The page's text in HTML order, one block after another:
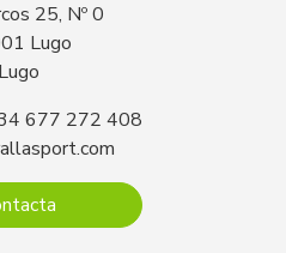
25, Nº 0
Lugo
Lugo
677 272 408